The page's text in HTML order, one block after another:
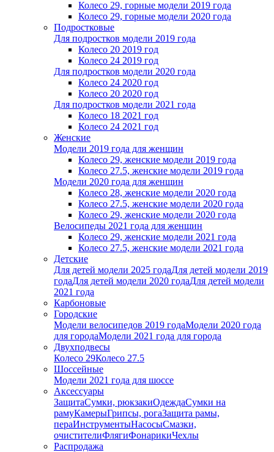
Колесо 29, горные модели 2019 года
Колесо 29, горные модели 2020 года
Подростковые
Для подростков модели 2019 года
Колесо 20 2019 год
Колесо 24 2019 год
Для подростков модели 2020 года
Колесо 24 2020 год
Колесо 20 2020 год
Для подростков модели 2021 года
Колесо 18 2021 год
Колесо 24 2021 год
Женскиe
Модели 2019 года для женщин
Колесо 29, женские модели 2019 года
Колесо 27.5, женские модели 2019 года
Модели 2020 года для женщин
Колесо 28, женские модели 2020 года
Колесо 27.5, женские модели 2020 года
Колесо 29, женские модели 2020 года
Велосипеды 2021 года для женщин
Колесо 29, женские модели 2021 года
Колесо 27.5, женские модели 2021 года
Детские
Для детей модели 2025 годаДля детей модели 2019
годаДля детей модели 2020 годаДля детей модели
2021 года
Карбоновые
Городские
Модели велосипедов 2019 годаМодели 2020 года
для городаМодели 2021 года для города
Двухподвесы
Колесо 29Колесо 27.5
Шоссейные
Модели 2021 года для шоссе
Аксессуары
ЗащитаСумки, рюкзакиОдеждаСумки на
рамуКамерыГрипсы, рогаЗащита рамы,
пераИнструментыНасосыСмазки,
очистителиФлягиФонарикиЧехлы
Распродажа